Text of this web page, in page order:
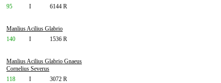
95
I 6144 R
Manlius Acilius Glabrio
140
I 1536 R
Manlius Acilius Glabrio Gnaeus
Cornelius Severus
118
I 3072 R